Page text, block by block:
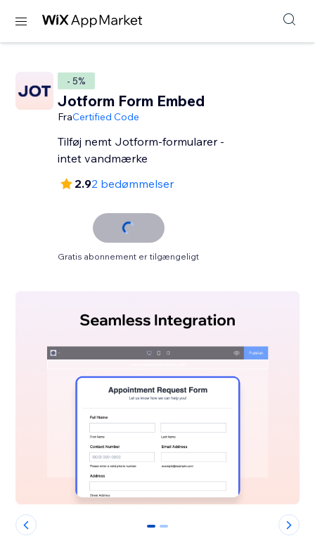
- 5%
Jotform Form Embed
FraCertified Code
Tilføj nemt Jotform-formularer -
intet vandmærke
2.92 bedømmelser
Gratis abonnement er tilgængeligt
0 1